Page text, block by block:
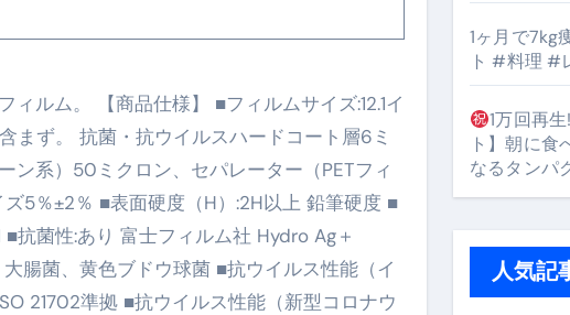
ジネスの信用を築く――そのすべての起点となるのが独自ドメイン
そ買い時！ゲーミングPC・高性能BTOを最安で手に入れる方法
× iMazing で完成する「究極のスマホ防衛システム」完全ガイド
モバイル「Fitプラン」完全ガイド
間 ― 科学的メソッドで英語脳を作る完全ガイド
イ朝食付き割引まで網羅 ― “失敗せずに選ぶ”実践大全
ィルム。 【商品仕様】 ■フィルムサイズ:12.1イ
まず。 抗菌・抗ウイルスハードコート層6ミ
ン系）50ミクロン、セパレーター（PETフィ
5％±2％ ■表面硬度（H）:2H以上 鉛筆硬度 ■
抗菌性:あり 富士フィルム社 Hydro Ag＋
腸菌、黄色ブドウ球菌 ■抗ウイルス性能（イ
21702準拠 ■抗ウイルス性能（新型コロナウ
1ヶ月で7kg
ト #料理 #
1万回再
ト】朝に食
なるタンパ
人気記